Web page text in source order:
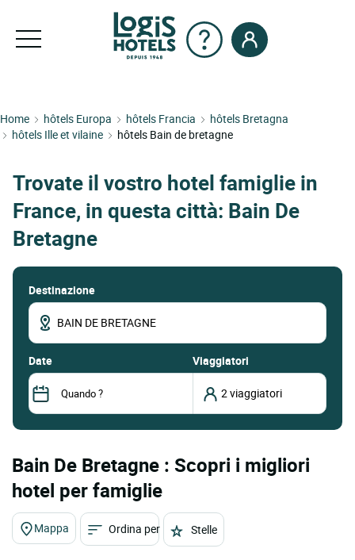
Home hôtels Europa hôtels Francia
hôtels Bretagna
hôtels Ille et vilaine
hôtels Bain de bretagne
Trovate il vostro hotel famiglie in
France, in questa città: Bain De
Bretagne
Destinazione
date Viaggiatori
Bain De Bretagne : Scopri i migliori
hotel per famiglie
Mappa Ordina per Stelle